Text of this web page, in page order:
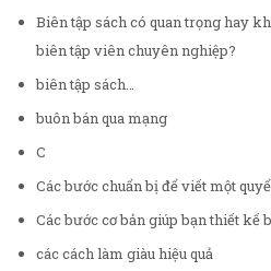
Biên tập sách có quan trọng hay
biên tập viên chuyên nghiệp?
biên tập sách…
buôn bán qua mạng
C
Các bước chuẩn bị để viết một
Các bước cơ bản giúp bạn thiết kế
các cách làm giàu hiệu quả